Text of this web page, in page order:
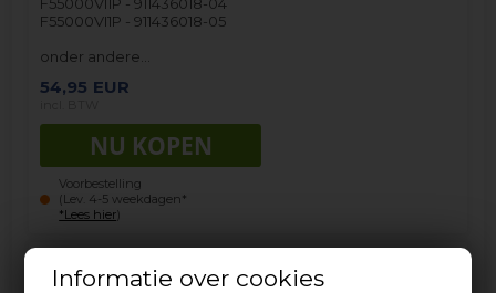
Informatie over cookies
F55000VI1P - 911436018-04
F55000VI1P - 911436018-05
onder andere…
54,95 EUR
Voorbestelling
(Lev. 4-5 weekdagen*
*Lees hier)